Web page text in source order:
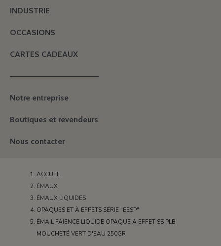
INDUSTRIE
OCCASIONS
CARTES CADEAUX
———————————————
Notre entreprise
Boutiques et revendeurs
Nous contacter
ACCUEIL
ÉMAUX
ÉMAUX LIQUIDES
OPAQUES ET À EFFETS SÉRIE "EESP"
ÉMAIL FAÏENCE LIQUIDE OPAQUE À EFFET SS PLB
MOUCHETÉ VERT D'EAU 250GR